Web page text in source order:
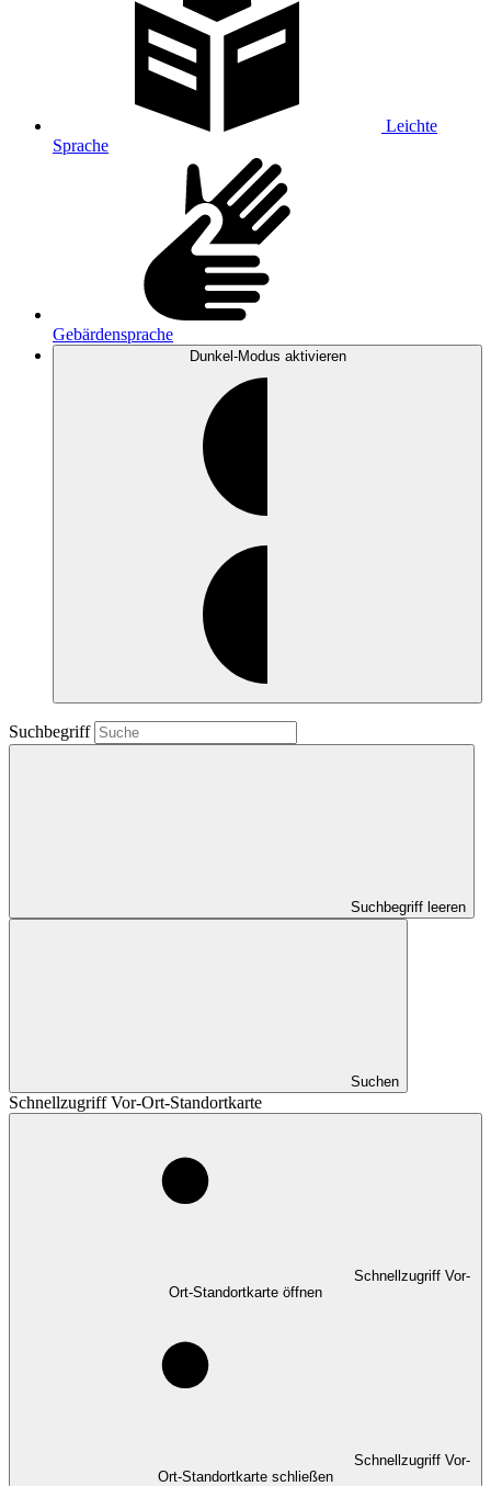
Leichte
Sprache
Gebärdensprache
Dunkel-Modus aktivieren
Suchbegriff
Suchbegriff leeren
Suchen
Schnellzugriff Vor-Ort-Standortkarte
Schnellzugriff Vor-
Ort-Standortkarte öffnen
Schnellzugriff Vor-
Ort-Standortkarte schließen